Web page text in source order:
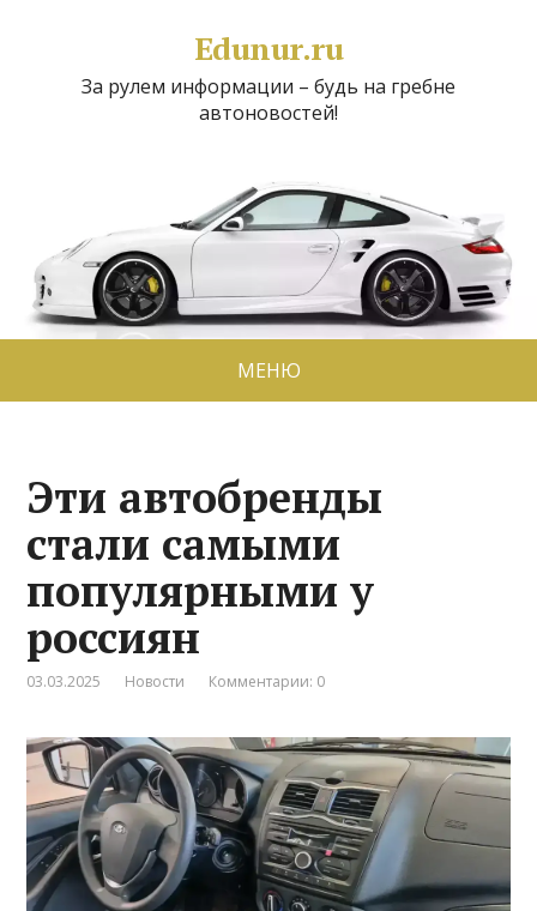
Edunur.ru
За рулем информации – будь на гребне
автоновостей!
МЕНЮ
Эти автобренды
стали самыми
популярными у
россиян
03.03.2025 Новости Комментарии: 0